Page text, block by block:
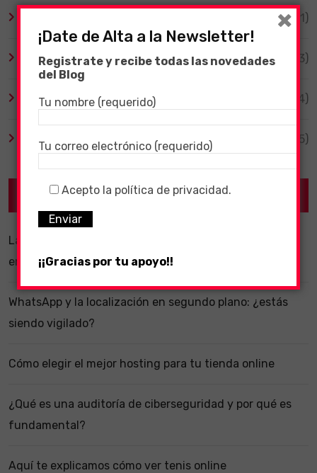
(1)
TV y Series (3)
Videojuegos (204)
Virales (55)
Recent Posts
La importancia de un software ERP dentro de una
empresa
WhatsApp y la localización en segundo plano: ¿estás
siendo vigilado?
Cómo elegir el mejor hosting para tu tienda online
¿Qué es una auditoría de ciberseguridad y por qué es
fundamental?
Aquí te explicamos cómo ver tenis online
¡Date de Alta a la Newsletter!
Registrate y recibe todas las novedades
del Blog
Tu nombre (requerido)
Tu correo electrónico (requerido)
Acepto la política de privacidad.
¡¡Gracias por tu apoyo!!
×